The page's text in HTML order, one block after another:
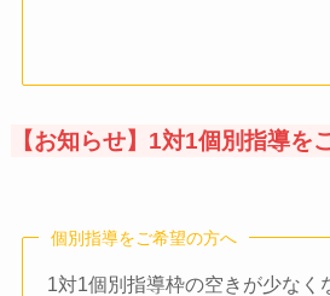
【お知らせ】1対1個別指導を
個別指導をご希望の方へ
1対1個別指導枠の空きが少なく